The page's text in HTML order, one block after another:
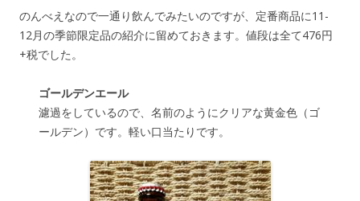
のんべえなので一通り飲んでみたいのですが、定番商品に11-
12月の季節限定品の紹介に留めておきます。値段は全て476円
+税でした。
ゴールデンエール
濾過をしているので、名前のようにクリアな黄金色（ゴ
ールデン）です。軽い口当たりです。